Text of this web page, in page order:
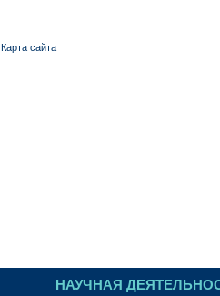
Карта сайта
НАУЧНАЯ